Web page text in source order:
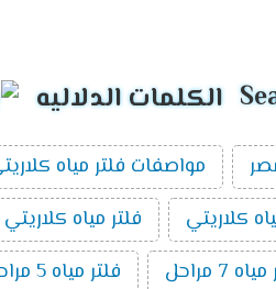
الكلمات الدلاليه
مواصفات فلتر مياه
كلاريتي فلتر مياه كلاريتي 5 مراحل فلتريشن
7 مراحل فلتر مياه 5 مراحل